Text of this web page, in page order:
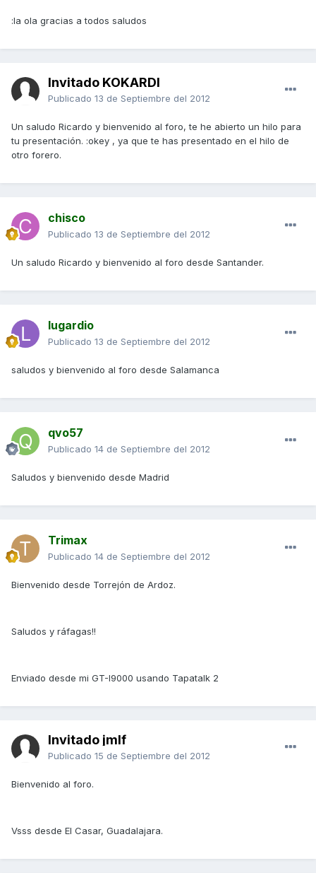
:la ola gracias a todos saludos
Invitado KOKARDI
Publicado 13 de Septiembre del 2012
Un saludo Ricardo y bienvenido al foro, te he abierto un hilo para
tu presentación. :okey , ya que te has presentado en el hilo de
otro forero.
chisco
Publicado 13 de Septiembre del 2012
Un saludo Ricardo y bienvenido al foro desde Santander.
lugardio
Publicado 13 de Septiembre del 2012
saludos y bienvenido al foro desde Salamanca
qvo57
Publicado 14 de Septiembre del 2012
Saludos y bienvenido desde Madrid
Trimax
Publicado 14 de Septiembre del 2012
Bienvenido desde Torrejón de Ardoz.
Saludos y ráfagas!!
Enviado desde mi GT-I9000 usando Tapatalk 2
Invitado jmlf
Publicado 15 de Septiembre del 2012
Bienvenido al foro.
Vsss desde El Casar, Guadalajara.